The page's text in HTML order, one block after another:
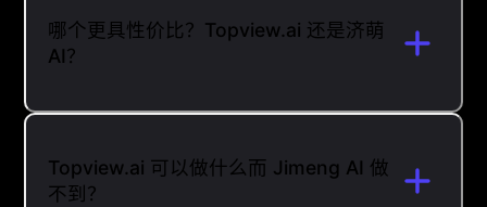
哪个更具性价比？Topview.ai 还是济萌
AI？
Topview.ai 可以做什么而 Jimeng AI 做
不到？